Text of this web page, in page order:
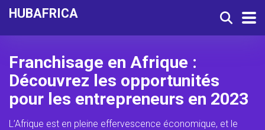
HUBAFRICA
Franchisage en Afrique :
Découvrez les opportunités
pour les entrepreneurs en 2023
L’Afrique est en pleine effervescence économique, et le